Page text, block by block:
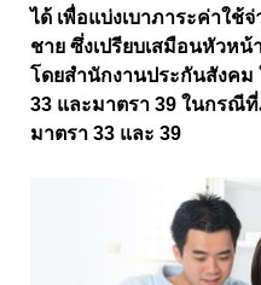
ได้ เพื่อแบ่งเบาภาระค่าใช้
ชาย ซึ่งเปรียบเสมือนหัวห
โดยสำนักงานประกันสังค
33 และมาตรา 39 ในกรณี
มาตรา 33 และ 39